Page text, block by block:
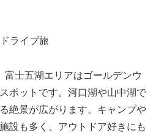
ライブ旅
富士五湖エリアはゴールデンウ
ポットです。河口湖や山中湖で
絶景が広がります。キャンプや
設も多く、アウトドア好きにも